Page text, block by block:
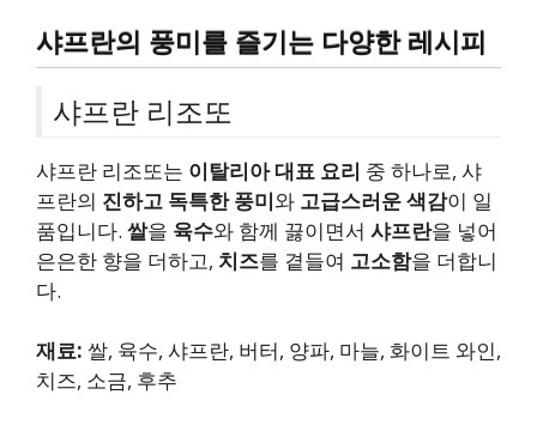
샤프란의 풍미를 즐기는 다양한 레시피
샤프란 리조또
샤프란 리조또는 이탈리아 대표 요리 중 하나로, 샤
프란의 진하고 독특한 풍미와 고급스러운 색감이 일
품입니다. 쌀을 육수와 함께 끓이면서 샤프란을 넣어
은은한 향을 더하고, 치즈를 곁들여 고소함을 더합니
다.
재료: 쌀, 육수, 샤프란, 버터, 양파, 마늘, 화이트 와인,
치즈, 소금, 후추